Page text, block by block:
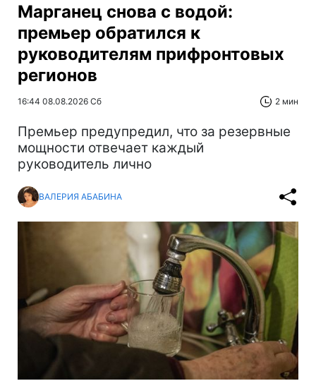
Марганец снова с водой:
премьер обратился к
руководителям прифронтовых
регионов
16:44 08.08.2026 Сб 2 мин
Премьер предупредил, что за резервные
мощности отвечает каждый
руководитель лично
ВАЛЕРИЯ АБАБИНА